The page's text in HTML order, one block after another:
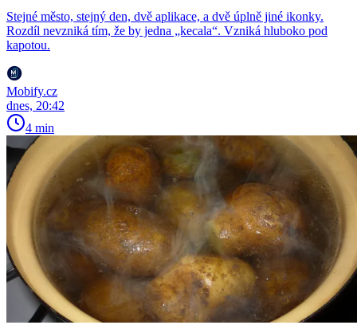
Stejné město, stejný den, dvě aplikace, a dvě úplně jiné ikonky.
Rozdíl nevzniká tím, že by jedna „kecala“. Vzniká hluboko pod
kapotou.
Mobify.cz
dnes, 20:42
4 min